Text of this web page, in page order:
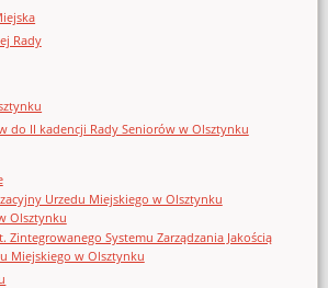
Rady
do II kadencji Rady Seniorów w Olsztynku
Urzedu Miejskiego w Olsztynku
Olsztynku
Zintegrowanego Systemu Zarządzania Jakością
Miejskiego w Olsztynku